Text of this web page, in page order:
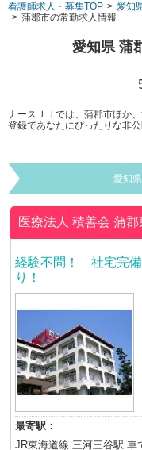
看護師求人・募集TOP 愛知
蒲郡市の常勤求人情報
愛知県 蒲
ナースＪＪでは、蒲郡市ほか
登録であなたにぴったりな非
愛知
医療法人 積善会蒲郡
経験不問！ 社宅完
り！
最寄駅：
JR東海道線 三河三谷駅 車